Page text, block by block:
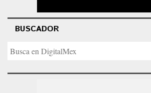
BUSCADOR